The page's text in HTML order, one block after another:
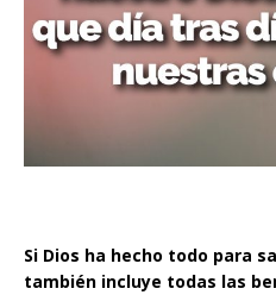
Si Dios ha hecho todo para
también incluye todas las